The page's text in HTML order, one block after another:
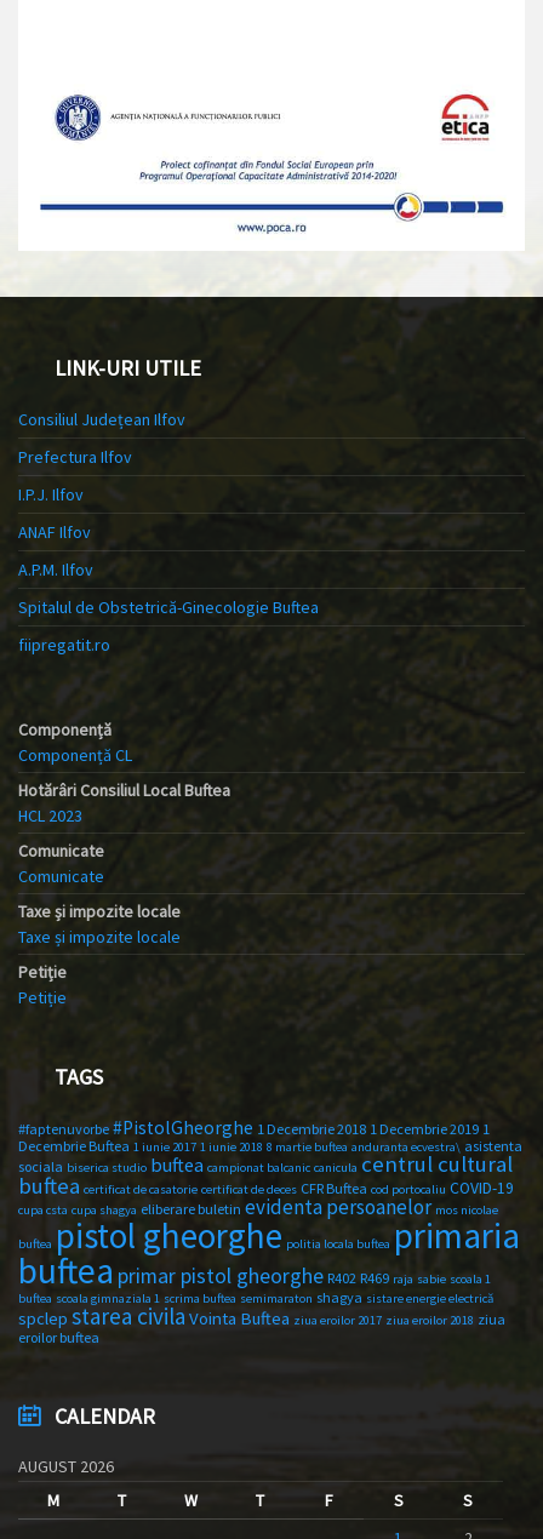
LINK-URI UTILE
Consiliul Județean Ilfov
Prefectura Ilfov
I.P.J. Ilfov
ANAF Ilfov
A.P.M. Ilfov
Spitalul de Obstetrică-Ginecologie Buftea
fiipregatit.ro
Componență
Componență CL
Hotărâri Consiliul Local Buftea
HCL 2023
Comunicate
Comunicate
Taxe și impozite locale
Taxe și impozite locale
Petiție
Petiție
TAGS
#faptenuvorbe #PistolGheorghe 1 Decembrie 2018 1 Decembrie 2019 1
Decembrie Buftea 1 iunie 2017 1 iunie 2018 8 martie buftea anduranta ecvestra\ asistenta
sociala biserica studio buftea campionat balcanic canicula centrul cultural
buftea certificat de casatorie certificat de deces CFR Buftea cod portocaliu COVID-19
cupa csta cupa shagya eliberare buletin evidenta persoanelor mos nicolae
buftea pistol gheorghe politia locala buftea primaria
buftea primar pistol gheorghe R402 R469 raja sabie scoala 1
buftea scoala gimnaziala 1 scrima buftea semimaraton shagya sistare energie electrică
spclep starea civila Vointa Buftea ziua eroilor 2017 ziua eroilor 2018 ziua
eroilor buftea
CALENDAR
AUGUST 2026
M
T W T F S
S